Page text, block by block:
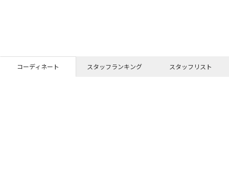
コーディネート スタッフランキング スタッフリスト